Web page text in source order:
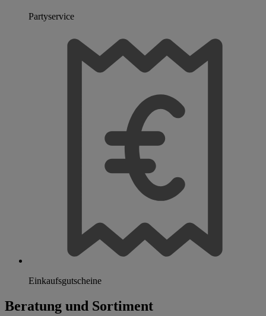
Partyservice
Einkaufsgutscheine
Beratung und Sortiment